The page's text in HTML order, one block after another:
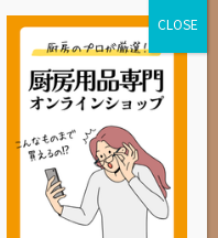
無料キャンペーン
採用情報
について
く表記